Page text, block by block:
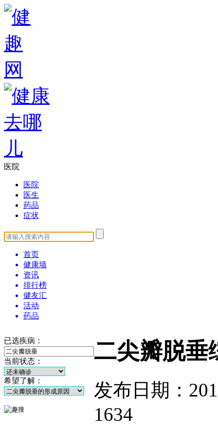
医院
医院
医生
药品
症状
首页
健康墙
资讯
排行榜
健友汇
活动
药品
已选疾病：
当前状态：
希望了解：
二尖瓣脱垂
发布日期：
1634